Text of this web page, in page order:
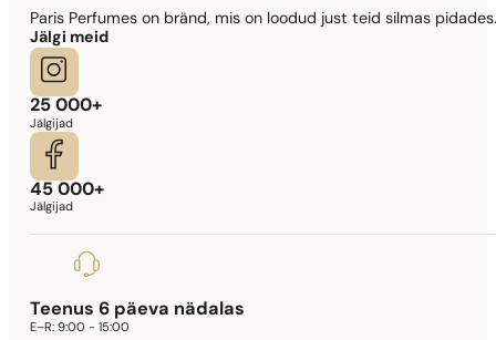
Sarnased lõhna noodid
Lady Million Prive
Paris Perfumes on bränd, mis on loodud just teid silmas
Jälgi meid
25 000+
Jälgijad
45 000+
Jälgijad
Teenus 6 päeva nädalas
E–R:9:00 - 15:00